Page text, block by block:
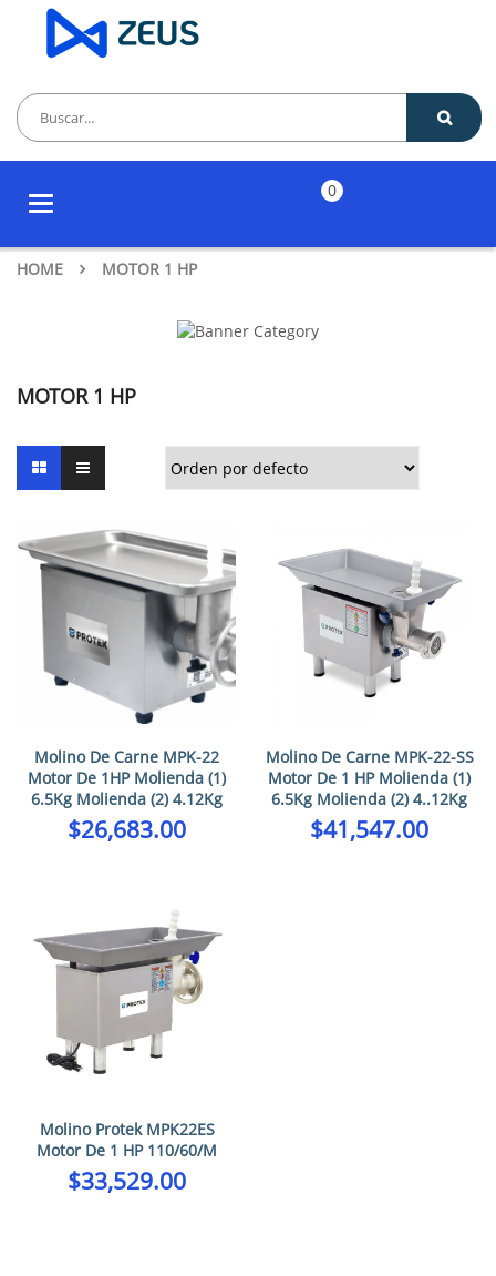
Toggle
0
HOME MOTOR 1 HP
MOTOR 1 HP
Molino De Carne MPK-22
Motor De 1HP Molienda (1)
6.5Kg Molienda (2) 4.12Kg
$26,683.00
Molino De Carne MPK-22-SS
Motor De 1 HP Molienda (1)
6.5Kg Molienda (2) 4..12Kg
$41,547.00
Molino Protek MPK22ES
Motor De 1 HP 110/60/M
$33,529.00